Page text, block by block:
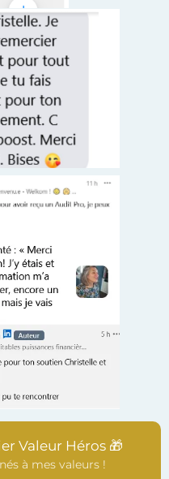
Valeur Héros 🎁
à mes valeurs !